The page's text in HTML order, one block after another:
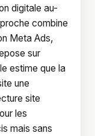
digitale au-
combine
Meta Ads,
sur
estime que la
une
site
les
mais sans